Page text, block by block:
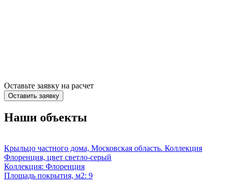
Оставьте заявку на расчет
Оставить заявку
Наши объекты
Крыльцо частного дома, Московская область. Коллекция
Флоренция, цвет светло-серый
Коллекция: Флоренция
Площадь покрытия, м2: 9